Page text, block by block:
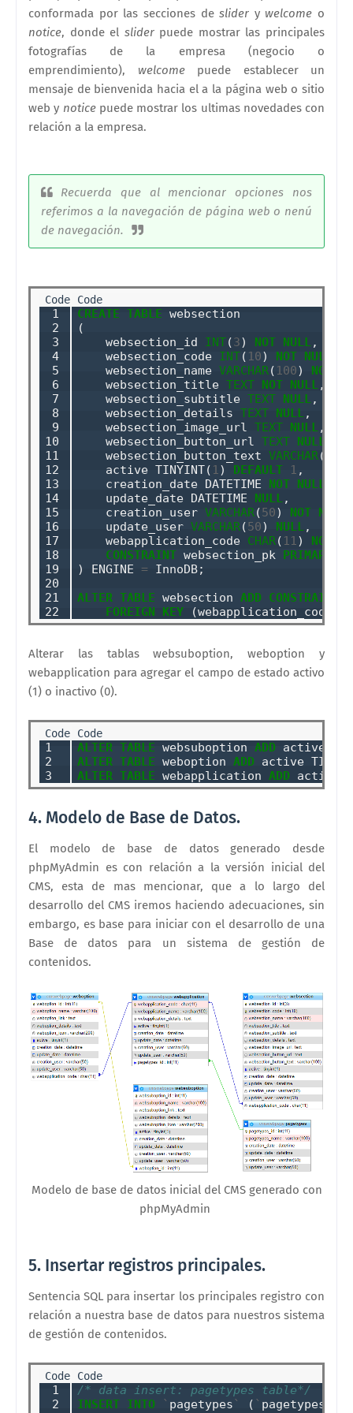
conformada por las secciones deslider y welcome o
notice, donde el slider puede mostrar las principales
fotografías de la empresa (negocio o
emprendimiento), welcome puede establecer un
mensaje de bienvenida hacia el a la página web o sitio
web y notice puede mostrar los ultimas novedades con
relación a la empresa.
Recuerda que al mencionar opciones nos
referimos a la navegación de página web o nenú
de navegación.
1
2
3
4
5
6
7
8
9
10
11
12
13
14
15
16
17
18
19
20
21
22
CREATE TABLE websection
(
    websection_id
INT(3) NOT NULL,
    websection_code
INT( 10) NOT NULL
    websection_name
VARCHAR( 100) NOT
    websection_title
TEXT NOT NULL,
    websection_subtitle
TEXT NULL,
    websection_details
TEXT NULL,
    websection_image_url
TEXT NULL,
    websection_button_url
TEXT NULL
    websection_button_text
VARCHAR(
    active TINYINT(
1) DEFAULT 1 ,
    creation_date DATETIME
NOT NULL
    update_date DATETIME
NULL,
    creation_user
VARCHAR(50) NOT NULL
    update_user
VARCHAR(50) NULL,
    webapplication_code
CHAR( 11) NOT
CONSTRAINT websection_pk PRIMARY
) ENGINE = InnoDB;
ALTER TABLE websection ADD CONSTRAINT
FOREIGN
KEY (webapplication_code)
Alterar las tablas websuboption, weboption y
webapplication para agregar el campo de estado activo
(1) o inactivo (0).
1
2
3
ALTER TABLE websuboption ADD active
ALTER TABLE weboption ADD active
ALTER TABLE webapplication ADD active
4. Modelo de Base de Datos.
El modelo de base de datos generado desde
phpMyAdmin es con relación a la versión inicial del
CMS, esta de mas mencionar, que a lo largo del
desarrollo del CMS iremos haciendo adecuaciones, sin
embargo, es base para iniciar con el desarrollo de una
Base de datos para un sistema de gestión de
contenidos.
Modelo de base de datos inicial del CMS generado con
phpMyAdmin
5. Insertar registros principales.
Sentencia SQL para insertar los principales registro con
relación a nuestra base de datos para nuestros sistema
de gestión de contenidos.
1
2
/* data insert: pagetypes table*/
INSERT INTO ` pagetypes` ( `